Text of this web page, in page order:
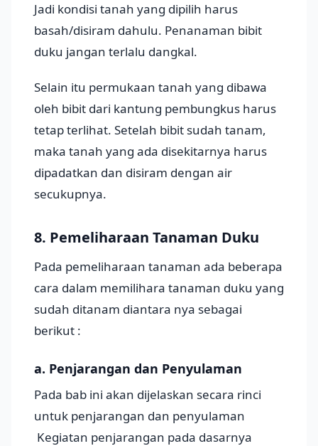
Jadi kondisi tanah yang dipilih harus
basah/disiram dahulu. Penanaman bibit
duku jangan terlalu dangkal.
Selain itu permukaan tanah yang dibawa
oleh bibit dari kantung pembungkus harus
tetap terlihat. Setelah bibit sudah tanam,
maka tanah yang ada disekitarnya harus
dipadatkan dan disiram dengan air
secukupnya.
8. Pemeliharaan Tanaman Duku
Pada pemeliharaan tanaman ada beberapa
cara dalam memilihara tanaman duku yang
sudah ditanam diantara nya sebagai
berikut :
a. Penjarangan dan Penyulaman
Pada bab ini akan dijelaskan secara rinci
untuk penjarangan dan penyulaman
Kegiatan penjarangan pada dasarnya